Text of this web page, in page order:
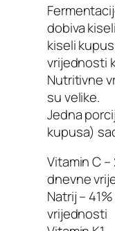
dobiva
kiseli
vrijednosti
Nutritivne
su velike.
Jedna
kupusa)
Vitamin C
dnevne
Natrij –
vrijednosti